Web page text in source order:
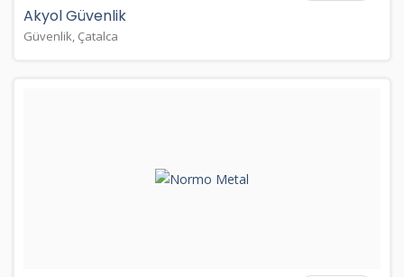
Akyol Güvenlik
Güvenlik, Çatalca